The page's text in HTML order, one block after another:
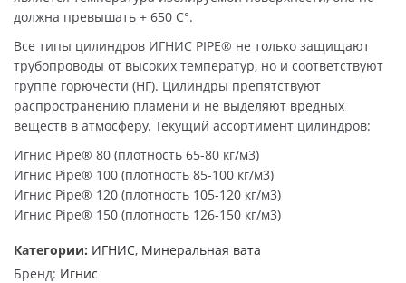
должна превышать + 650 C°.
Все типы цилиндров ИГНИС PIPE® не только защищают
трубопроводы от высоких температур, но и соответствуют
группе горючести (НГ). Цилиндры препятствуют
распространению пламени и не выделяют вредных
веществ в атмосферу. Текущий ассортимент цилиндров:
Игнис Pipe® 80 (плотность 65-80 кг/м3)
Игнис Pipe® 100 (плотность 85-100 кг/м3)
Игнис Pipe® 120 (плотность 105-120 кг/м3)
Игнис Pipe® 150 (плотность 126-150 кг/м3)
Категории: ИГНИС, Минеральная вата
Бренд: Игнис